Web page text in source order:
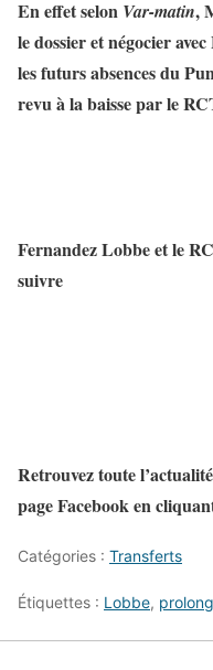
En effet selon Var-matin,
le dossier et négocier
les futurs absences du
revu à la baisse par le
Fernandez Lobbe et le
suivre
Retrouvez toute
page Facebook en
Catégories : Transferts
Étiquettes : Lobbe,